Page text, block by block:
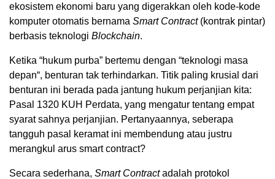
ekosistem ekonomi baru yang digerakkan oleh kode-kode
komputer otomatis bernama Smart Contract(kontrak pintar)
berbasis teknologi Blockchain.
Ketika “hukum purba” bertemu dengan “teknologi masa
depan“, benturan tak terhindarkan. Titik paling krusial dari
benturan ini berada pada jantung hukum perjanjian kita:
Pasal 1320 KUH Perdata, yang mengatur tentang empat
syaratsahnya perjanjian. Pertanyaannya, seberapa
tangguh pasal keramat ini membendung atau justru
merangkul arus smart contract?
Secara sederhana, Smart Contract adalah protokol